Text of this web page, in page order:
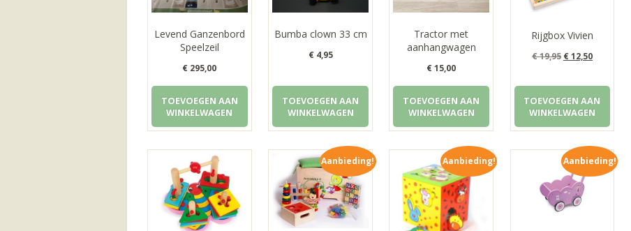
Levend Ganzenbord
Speelzeil
€ 295,00
TOEVOEGEN AAN
WINKELWAGEN
Bumba clown 33 cm
€4,95
TOEVOEGEN AAN
WINKELWAGEN
Tractor met
aanhangwagen
€15,00
TOEVOEGEN AAN
WINKELWAGEN
Rijgbox Vivien
€19,95 Oorspronkelijke
was:
€ 19,95.
€12,50Huidige
is:
€ 12,50.
TOEVOEGEN AAN
WINKELWAGEN
Aanbieding! Aanbieding! Aanbieding!